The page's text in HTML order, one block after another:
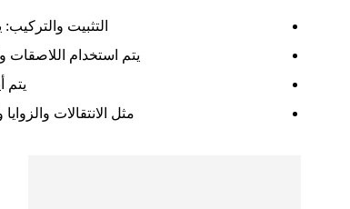
التثبيت
يتم استخدام اللاصقات
يتم
مثل الانتقالات